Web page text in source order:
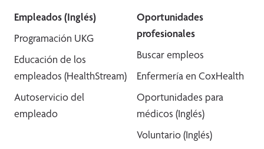
Empleados (Inglés)
Programación UKG
Educación de los
empleados (HealthStream)
Autoservicio del
empleado
Oportunidades
profesionales
Buscar empleos
Enfermería en CoxHealth
Oportunidades para
médicos (Inglés)
Voluntario (Inglés)